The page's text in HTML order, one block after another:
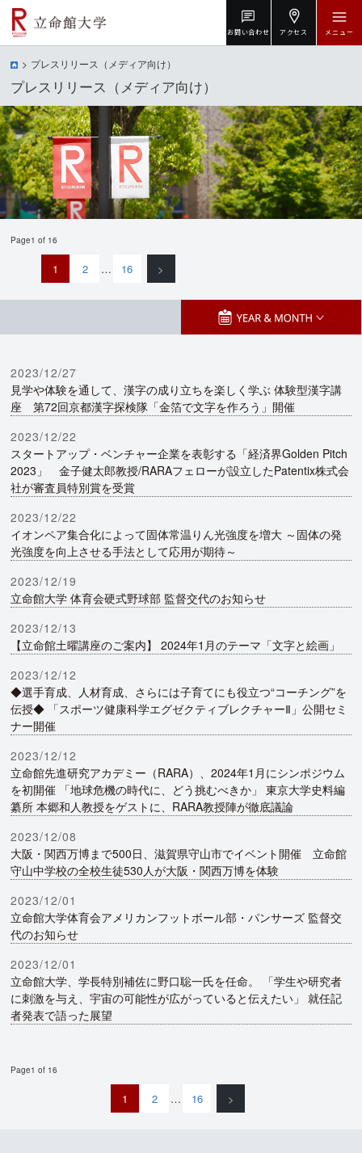
お問い合わせ アクセス メニュー
プレスリリース（メディア向け）
プレスリリース（メディア向け）
Page1 of 16
1 2 … 16 >
2023/12/27
見学や体験を通して、漢字の成り立ちを楽しく学ぶ 体験型漢字講
座 第72回京都漢字探検隊「金箔で文字を作ろう」開催
2023/12/22
スタートアップ・ベンチャー企業を表彰する「経済界Golden Pitch
2023」 金子健太郎教授/RARAフェローが設立したPatentix株式会
社が審査員特別賞を受賞
2023/12/22
イオンペア集合化によって固体常温りん光強度を増大 ～固体の発
光強度を向上させる手法として応用が期待～
2023/12/19
立命館大学 体育会硬式野球部 監督交代のお知らせ
2023/12/13
【立命館土曜講座のご案内】 2024年1月のテーマ「文字と絵画」
2023/12/12
◆選手育成、人材育成、さらには子育てにも役立つ“コーチング”を
伝授◆ 「スポーツ健康科学エグゼクティブレクチャーⅡ」公開セミ
ナー開催
2023/12/12
立命館先進研究アカデミー（RARA）、2024年1月にシンポジウム
を初開催 「地球危機の時代に、どう挑むべきか」 東京大学史料編
纂所 本郷和人教授をゲストに、RARA教授陣が徹底議論
2023/12/08
大阪・関西万博まで500日、滋賀県守山市でイベント開催 立命館
守山中学校の全校生徒530人が大阪・関西万博を体験
2023/12/01
立命館大学体育会アメリカンフットボール部・パンサーズ 監督交
代のお知らせ
2023/12/01
立命館大学、学長特別補佐に野口聡一氏を任命。 「学生や研究者
に刺激を与え、宇宙の可能性が広がっていると伝えたい」 就任記
者発表で語った展望
Page1 of 16
1 2 … 16 >